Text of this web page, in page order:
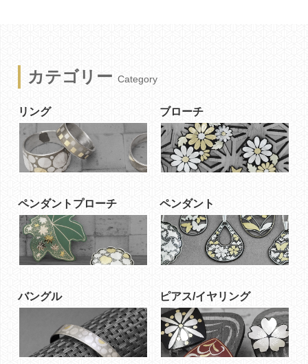
カテゴリーCategory
リング ブローチ
ペンダントプローチ ペンダント
バングル ピアス/イヤリング